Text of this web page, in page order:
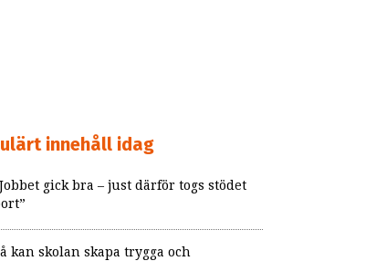
innehåll idag
gick bra – just därför togs stödet
kan skolan skapa trygga och